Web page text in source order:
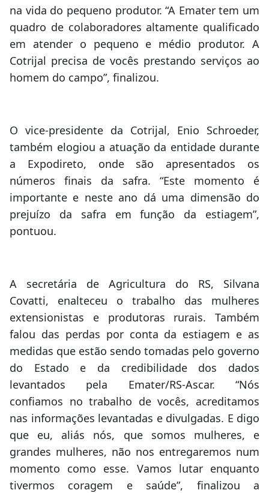
na vida do pequeno produtor. “A Emater tem um
quadro de colaboradores altamente qualificado
em atender o pequeno e médio produtor. A
Cotrijal precisa de vocês prestando serviços ao
homem do campo”, finalizou.
O vice-presidente da Cotrijal, Enio Schroeder,
também elogiou a atuação da entidade durante
a Expodireto, onde são apresentados os
números finais da safra. “Este momento é
importante e neste ano dá uma dimensão do
prejuízo da safra em função da estiagem”,
pontuou.
A secretária de Agricultura do RS, Silvana
Covatti, enalteceu o trabalho das mulheres
extensionistas e produtoras rurais. Também
falou das perdas por conta da estiagem e as
medidas que estão sendo tomadas pelo governo
do Estado e da credibilidade dos dados
levantados pela Emater/RS-Ascar. “Nós
confiamos no trabalho de vocês, acreditamos
nas informações levantadas e divulgadas. E digo
que eu, aliás nós, que somos mulheres, e
grandes mulheres, não nos entregaremos num
momento como esse. Vamos lutar enquanto
tivermos coragem e saúde”, finalizou a